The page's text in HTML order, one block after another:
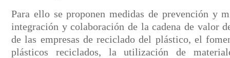
Para ello se proponen medidas de prevención y
integración y colaboración de la cadena de valor
de las empresas de reciclado del plástico, el
plásticos reciclados, la utilización de